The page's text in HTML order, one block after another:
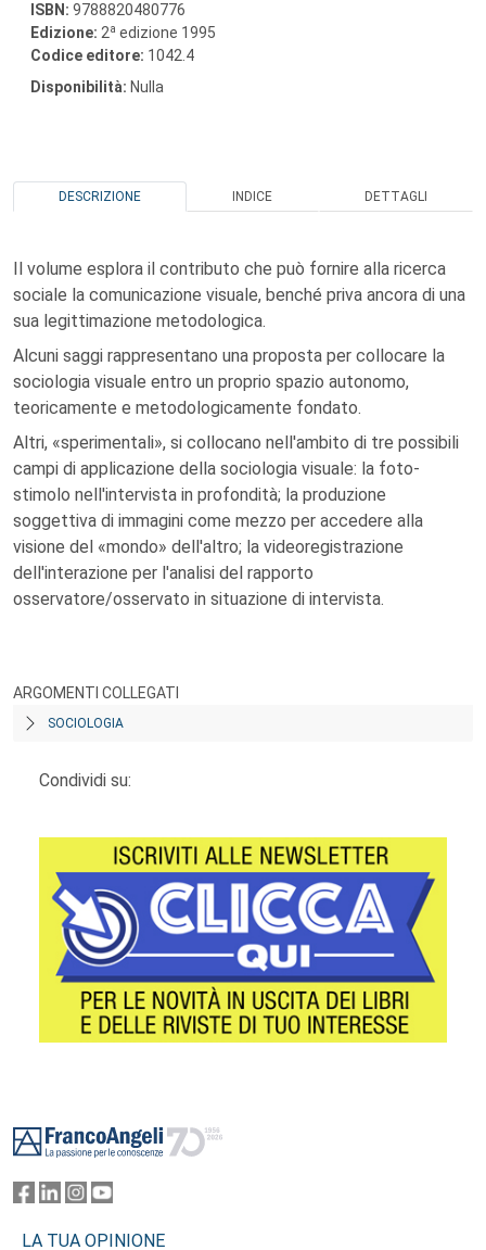
ISBN: 9788820480776
Edizione: 2a edizione 1995
Codice editore: 1042.4
Disponibilità: Nulla
DESCRIZIONE INDICE DETTAGLI
Il volume esplora il contributo che può fornire alla ricerca
sociale la comunicazione visuale, benché priva ancora di una
sua legittimazione metodologica.
Alcuni saggi rappresentano una proposta per collocare la
sociologia visuale entro un proprio spazio autonomo,
teoricamente e metodologicamente fondato.
Altri, «sperimentali», si collocano nell'ambito di tre possibili
campi di applicazione della sociologia visuale: la foto-
stimolo nell'intervista in profondità; la produzione
soggettiva di immagini come mezzo per accedere alla
visione del «mondo» dell'altro; la videoregistrazione
dell'interazione per l'analisi del rapporto
osservatore/osservato in situazione di intervista.
ARGOMENTI COLLEGATI
SOCIOLOGIA
Condividi su:
LA TUA OPINIONE